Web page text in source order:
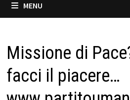
MENU
Missione di
facci il piacere…